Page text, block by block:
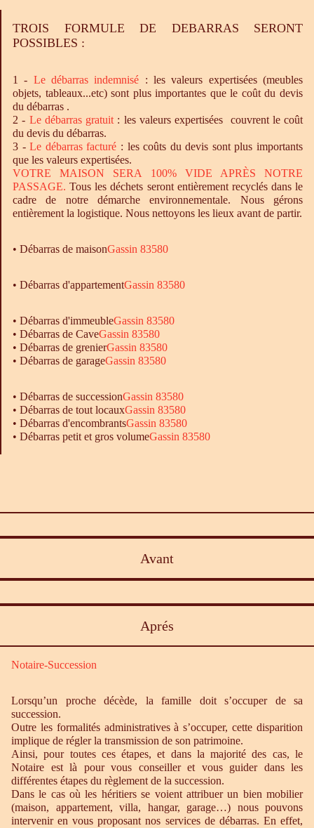
TROIS FORMULE DE DEBARRAS SERONT
POSSIBLES :
1 - Ledébarras indemnisé : les valeurs expertisées (meubles
objets, tableaux...etc) sont plus importantes que le coût du devis
du débarras .
2 - Le débarrasgratuit : les valeurs expertisées couvrent le coût
du devis du débarras.
3 -Le débarrasfacturé : les coûts du devis sont plus importants
que les valeurs expertisées.
VOTRE MAISON SERA 100% VIDE APRÈS NOTRE
PASSAGE. Tous les déchets seront entièrement recyclés dans le
cadre de notre démarche environnementale. Nous gérons
entièrement la logistique. Nous nettoyons les lieux avant de partir.
• Débarras de maisonGassin 83580
• Débarras d'appartementGassin 83580
• Débarras d'immeubleGassin 83580
• Débarras de CaveGassin 83580
• Débarras de grenierGassin 83580
• Débarras de garageGassin 83580
• Débarras de successionGassin 83580
• Débarras de tout locauxGassin 83580
• Débarras d'encombrantsGassin 83580
• Débarras petit et gros volumeGassin 83580
Avant
Aprés
Notaire-Succession
Lorsqu’un proche décède, la famille doit s’occuper de sa
succession.
Outre les formalités administratives à s’occuper, cette disparition
implique de régler la transmission de son patrimoine.
Ainsi, pour toutes ces étapes, et dans la majorité des cas, le
Notaire est là pour vous conseiller et vous guider dans les
différentes étapes du règlement de la succession.
Dans le cas où les héritiers se voient attribuer un bien mobilier
(maison, appartement, villa, hangar, garage…) nous pouvons
intervenir en vous proposant nos services de débarras. En effet,